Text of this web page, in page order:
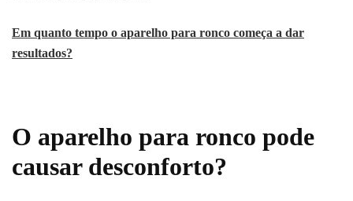
Em quanto tempo o aparelho para ronco começa a dar
resultados?
O aparelho para ronco pode
causar desconforto?